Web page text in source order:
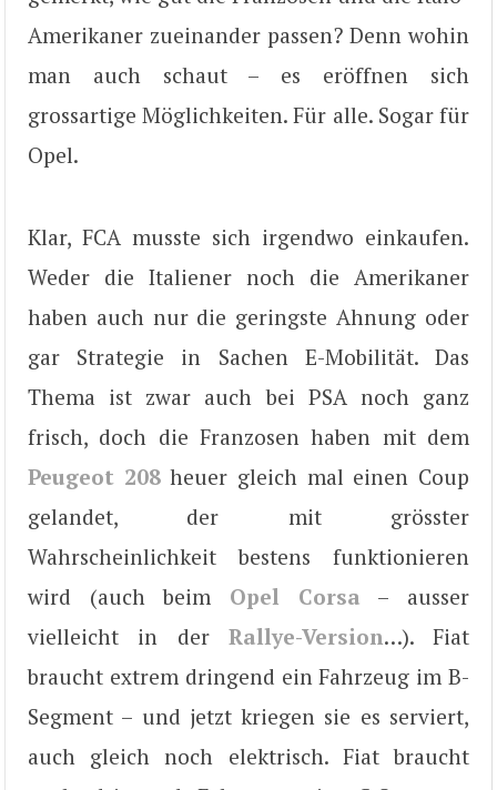
Amerikaner zueinander passen? Denn wohin
man auch schaut – es eröffnen sich
grossartige Möglichkeiten. Für alle. Sogar für
Opel.
Klar, FCA musste sich irgendwo einkaufen.
Weder die Italiener noch die Amerikaner
haben auch nur die geringste Ahnung oder
gar Strategie in Sachen E-Mobilität. Das
Thema ist zwar auch bei PSA noch ganz
frisch, doch die Franzosen haben mit dem
Peugeot 208heuer gleich mal einen Coup
gelandet, der mit grösster
Wahrscheinlichkeit bestens funktionieren
wird (auch beim Opel Corsa – ausser
vielleicht in der Rallye-Version…). Fiat
braucht extrem dringend ein Fahrzeug im B-
Segment – und jetzt kriegen sie es serviert,
auch gleich noch elektrisch. Fiat braucht